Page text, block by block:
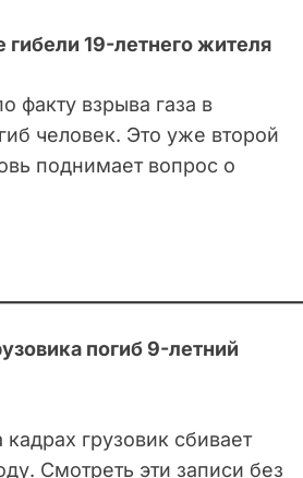
19-летнего жителя
факту взрыва газа в
человек. Это уже второй
поднимает вопрос о
погиб 9-летний
грузовик сбивает
Смотреть эти записи без